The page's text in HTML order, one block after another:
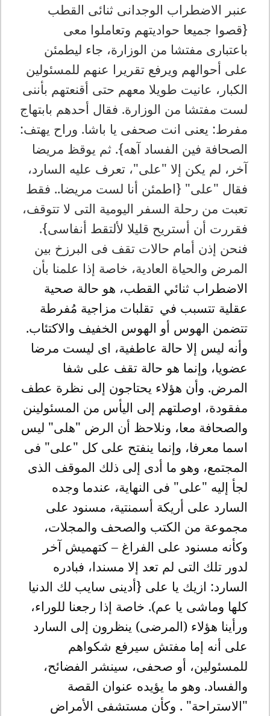
عنبر الاضطراب الوجدانى ثنائى القطب
{قصوا جميعا حواديتهم وتعاملوا معى
باعتبارى مفتشا من الوزارة، جاء ليطمئن
على أحوالهم ويرفع تقريرا عنهم للمسئولين
الكبار، عانيت طويلا معهم حتى أقنعتهم بأننى
لست مفتشا من الوزارة. فقال أحدهم بابتهاج
مفرط: يعنى انت صحفى يا باشا. وراح يهتف:
الصحافة فين الفساد آهه}. ثم يوقظ مريضا
آخر، لم يكن إلا "على"، تعرف عليه السارد،
فقال "على" {اطمئن أنا لست مريضا.. فقط
تعبت من رحلة السفر اليومية التى لا تتوقف،
فقررت أن أستريح قليلا لألتقط أنفاسى}.
فنحن إذن أمام حالات تقف فى البرزخ بين
المرض والحياة العادية، خاصة إذا علمنا بأن
الاضطراب ثنائي القطب، هو حالة صحية
عقلية تتسبب في تقلبات مزاجية مُفرطة
تتضمن الهوس أو الهوس الخفيف والاكتئاب.
وأنه ليس إلا حالة عاطفية، اى ليست مرضا
عضويا، وإنما هو حالة تقف على شفا
المرض. وأن هؤلاء يحتاجون إلى نظرة عطف
مفقودة، اوصلتهم إلى اليأس من المسئولينن
والصحافة معا، ونلاحظ أن الرض "هلى" ليس
اسما معرفا، وإنما ينفتح على كل "على" فى
المجتمع، وهو ما أدى إلى ذلك الموقف الذى
لجأ إليه "على" فى النهاية، عندما وجده
السارد على أريكة أسمنتية، مسنود على
مجموعة من الكتب والصحف والمجلات،
وكأنه مسنود على الفراغ – كتهميش آخر
لدور تلك التى لم تعد إلا مسندا، فبادره
السارد: ازيك يا على {أدينى سايب لك الدنيا
كلها وماشى يا عم). خاصة إذا رجعنا للوراء،
ورأينا هؤلاء (المرضى) ينظرون إلى السارد
على أنه إما مفتش سيرفع شكواهم
للمسئولين، أو صحفى، سينشر الفضائح،
والفساد. وهو ما يؤيده عنوان القصة
"الاستراحة" . وكأن مستشفى الأمراض